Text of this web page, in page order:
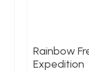
Rainbow
Expedition